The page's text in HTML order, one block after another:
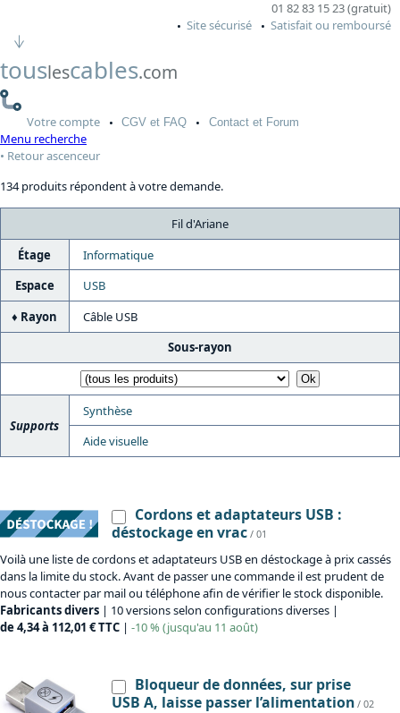
01 82 83 15 23 (gratuit)
Site sécurisé
Satisfait ou remboursé
touslescables.com
Votrecompte CGV et FAQ Contactet Forum
Menu recherche
Retour ascenceur
134 produits répondent à votre demande.
Fil d'Ariane
Étage
Informatique
Espace
USB
Rayon
Câble USB
Sous-rayon
Supports
Synthèse
Aide visuelle
Cordons et adaptateurs USB :
déstockage en vrac / 01
Voilà une liste de cordons et adaptateurs USB en déstockage à prix cassés
dans la limite du stock. Avant de passer une commande il est prudent de
nous contacter par mail ou téléphone afin de vérifier le stock disponible.
Fabricants divers | 10 versions selon configurations diverses |
de 4,34 à 112,01 € TTC | -10 % (jusqu'au 11 août)
Bloqueur de données, sur prise
USB A, laisse passer l’alimentation / 02